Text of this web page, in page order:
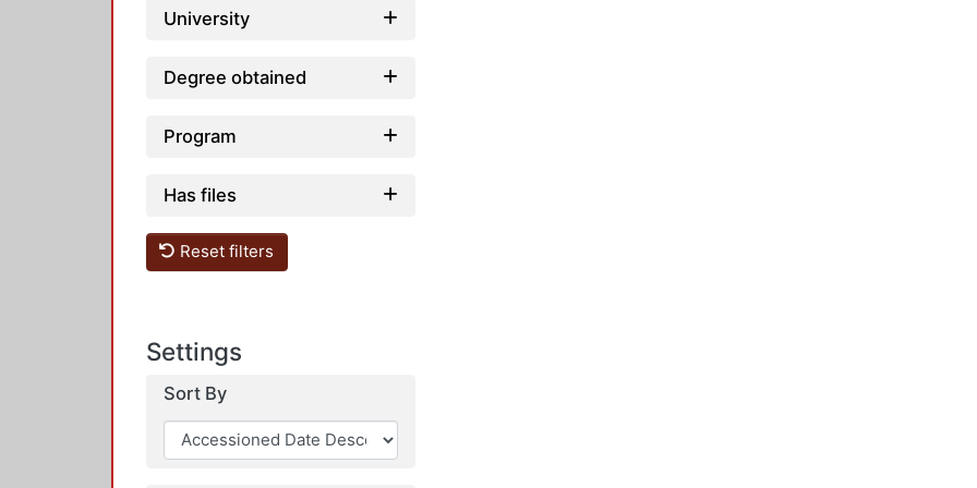
University
Degree obtained
Program
Has files
Reset filters
Settings
Sort By